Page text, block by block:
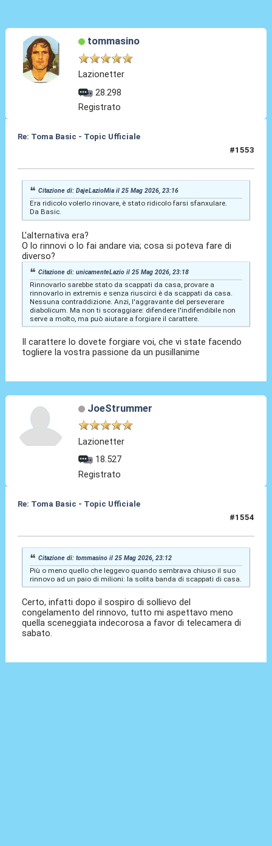
tommasino
Lazionetter
28.298
Registrato
Re: Toma Basic - Topic Ufficiale
#1553
Citazione di: DajeLazioMia il 25 Mag 2026, 23:16
Era ridicolo volerlo rinovare, è stato ridicolo farsi sfanxulare.
Da Basic.
L'alternativa era?
O lo rinnovi o lo fai andare via; cosa si poteva fare di
diverso?
Citazione di: unicamenteLazio il 25 Mag 2026, 23:18
Rinnovarlo sarebbe stato da scappati da casa, provare a
rinnovarlo in extremis e senza riuscirci è da scappati da casa.
Nessuna contraddizione. Anzi, l'aggravante del perseverare
diabolicum. Ma non ti scoraggiare: difendere l'indifendibile non
serve a molto, ma può aiutare a forgiare il carattere.
Il carattere lo dovete forgiare voi, che vi state facendo
togliere la vostra passione da un pusillanime
JoeStrummer
Lazionetter
18.527
Registrato
Re: Toma Basic - Topic Ufficiale
#1554
Citazione di: tommasino il 25 Mag 2026, 23:12
Più o meno quello che leggevo quando sembrava chiuso il suo
rinnovo ad un paio di milioni: la solita banda di scappati di casa.
Certo, infatti dopo il sospiro di sollievo del
congelamento del rinnovo, tutto mi aspettavo meno
quella sceneggiata indecorosa a favor di telecamera di
sabato.